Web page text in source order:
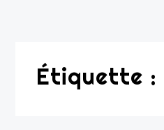
Étiquette :